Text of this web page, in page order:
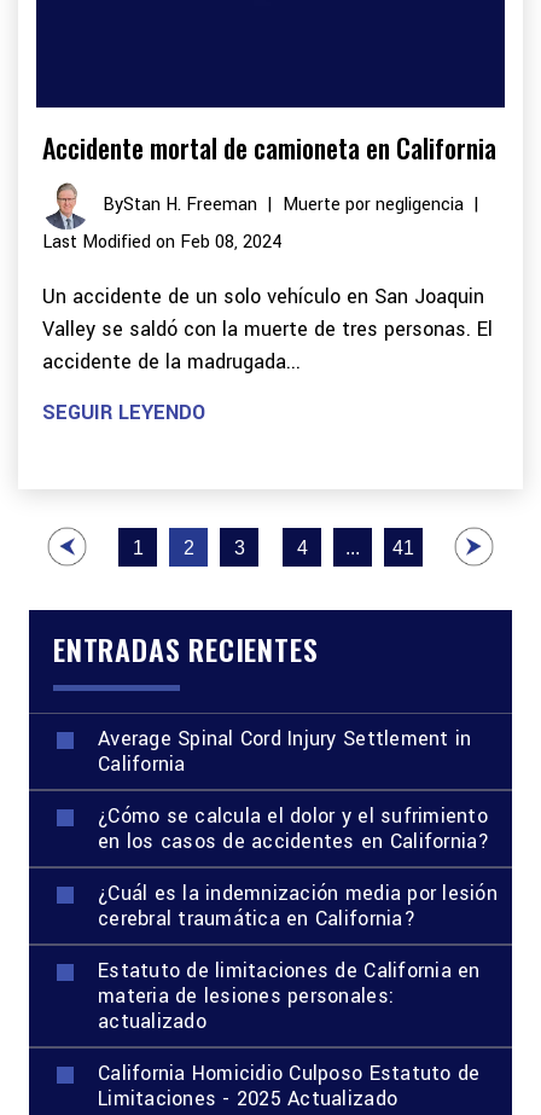
Accidente mortal de camioneta en California
ByStan H. Freeman | Muerte por negligencia |
Last Modified on Feb 08, 2024
Un accidente de un solo vehículo en San Joaquin
Valley se saldó con la muerte de tres personas. El
accidente de la madrugada...
SEGUIR LEYENDO
Paginación
entradas
1 2 3 4 ... 41
ENTRADAS RECIENTES
Average Spinal Cord Injury Settlement in
California
¿Cómo se calcula el dolor y el sufrimiento
en los casos de accidentes en California?
¿Cuál es la indemnización media por lesión
cerebral traumática en California?
Estatuto de limitaciones de California en
materia de lesiones personales:
actualizado
California Homicidio Culposo Estatuto de
Limitaciones - 2025 Actualizado